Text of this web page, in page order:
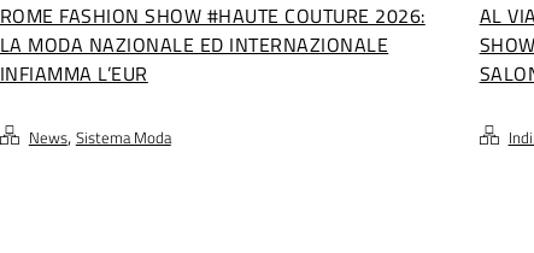
ROME FASHION SHOW #HAUTE COUTURE 2026:
LA MODA NAZIONALE ED INTERNAZIONALE
INFIAMMA L’EUR
News, Sistema Moda
AL